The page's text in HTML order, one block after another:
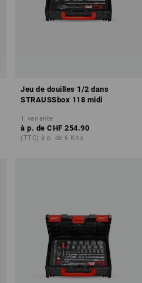
Jeu de douilles 1/2 dans
STRAUSSbox 118 midi
1 variante
à p. de CHF 254.90
(TTC) à p. de 6 Kits